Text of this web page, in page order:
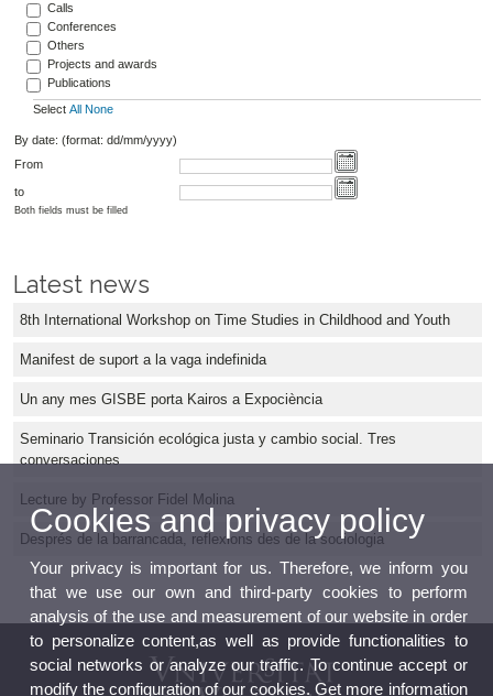
Calls
Conferences
Others
Projects and awards
Publications
Select All None
By date: (format: dd/mm/yyyy)
From
to
Both fields must be filled
Latest news
8th International Workshop on Time Studies in Childhood and Youth
Manifest de suport a la vaga indefinida
Un any mes GISBE porta Kairos a Expociència
Seminario Transición ecológica justa y cambio social. Tres
conversaciones
Lecture by Professor Fidel Molina
Després de la barrancada, reflexions des de la sociologia
Cookies and privacy policy
Your privacy is important for us. Therefore, we inform you
that we use our own and third-party cookies to perform
analysis of the use and measurement of our website in order
to personalize content,as well as provide functionalities to
social networks or analyze our traffic. To continue accept or
modify the configuration of our cookies. Get more information